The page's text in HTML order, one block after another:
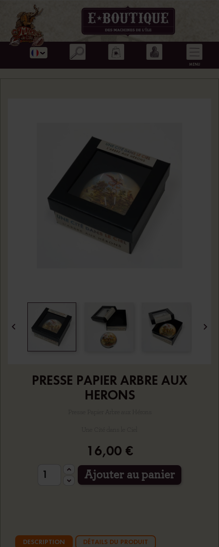
 
PRESSE PAPIER ARBRE AUX
HERONS
Presse Papier Arbre aux Hérons
16,00 €
Ajouter au panier
DESCRIPTION DÉTAILS DU PRODUIT